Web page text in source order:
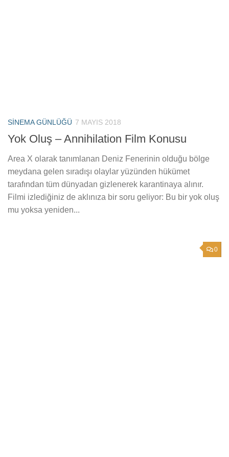
SINEMA GÜNLÜĞÜ 7 MAYIS 2018
Yok Oluş – Annihilation Film Konusu
Area X olarak tanımlanan Deniz Fenerinin olduğu bölge
meydana gelen sıradışı olaylar yüzünden hükümet
tarafından tüm dünyadan gizlenerek karantinaya alınır.
Filmi izlediğiniz de aklınıza bir soru geliyor: Bu bir yok oluş
mu yoksa yeniden...
0